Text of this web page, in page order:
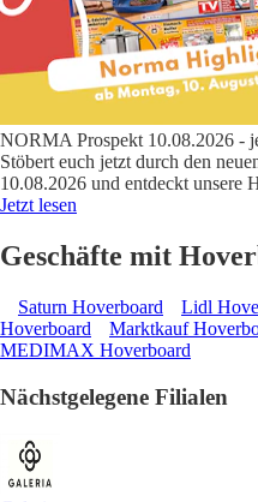
NORMA Prospekt 10.08.2026 -
Stöbert euch jetzt durch den
10.08.2026 und entdeckt unsere
Jetzt lesen
Geschäfte mit
Saturn Hoverboard Lidl
Hoverboard
Marktkauf
MEDIMAX Hoverboard
Nächstgelegene Filialen